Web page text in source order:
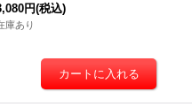
円(税込)
庫あり